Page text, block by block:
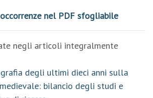
nel PDF sfogliabile
negli articoli integralmente
degli ultimi dieci anni sulla
bilancio degli studi e